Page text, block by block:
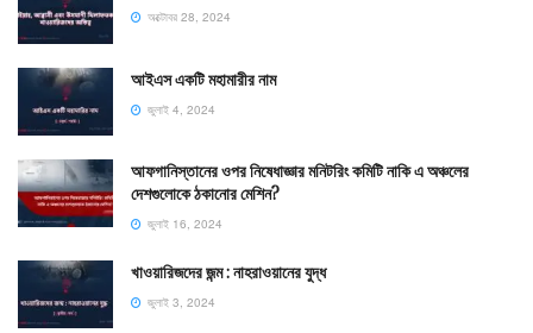
অক্টোবর 28, 2024
আইএস একটি মহামারীর নাম
জুলাই 4, 2024
আফগানিস্তানের ওপর নিষেধাজ্ঞার মনিটরিং কমিটি নাকি এ অঞ্চলের
দেশগুলোকে ঠকানোর মেশিন?
জুলাই 16, 2024
খাওয়ারিজদের জন্ম : নাহরাওয়ানের যুদ্ধ
জুলাই 3, 2024